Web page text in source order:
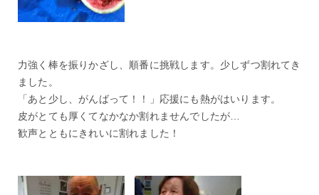
力強く棒を振りかざし、順番に挑戦します。少しずつ割れてき
ました。
「あと少し、がんばって！！」応援にも熱がはいります。
皮がとても厚くてなかなか割れませんでしたが…
歓声とともにきれいに割れました！